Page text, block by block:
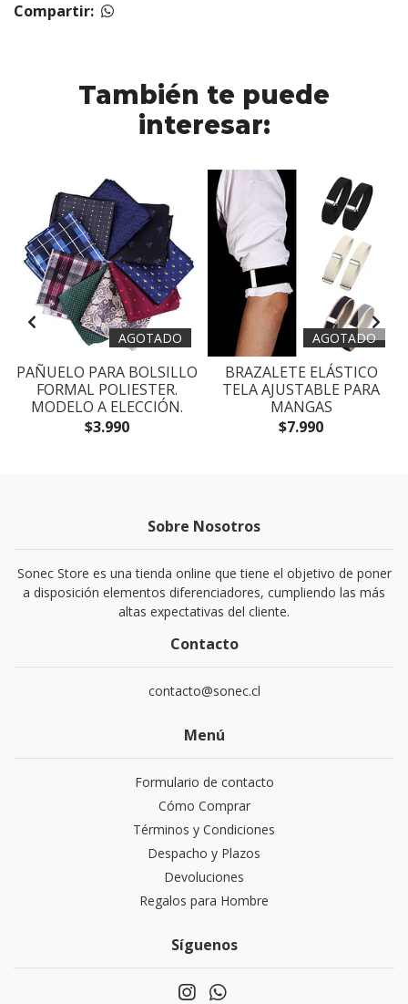
Compartir:
También te puede
interesar:
AGOTADO
PAÑUELO PARA BOLSILLO
FORMAL POLIESTER.
MODELO A ELECCIÓN.
$3.990
AGOTADO
BRAZALETE ELÁSTICO
TELA AJUSTABLE PARA
MANGAS
$7.990
Sobre Nosotros
Sonec Store es una tienda online que tiene el objetivo de poner
a disposición elementos diferenciadores, cumpliendo las más
altas expectativas del cliente.
Contacto
contacto@sonec.cl
Menú
Formulario de contacto
Cómo Comprar
Términos y Condiciones
Despacho y Plazos
Devoluciones
Regalos para Hombre
Síguenos